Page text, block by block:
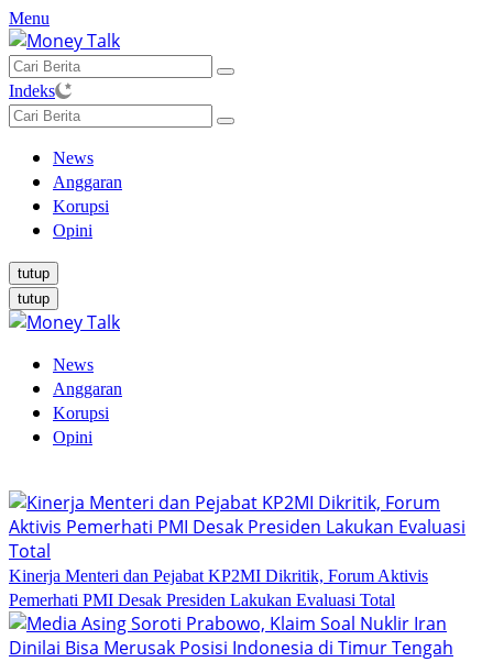
Langsung
ke
konten
Menu
Indeks
News
Anggaran
Korupsi
Opini
tutup
tutup
News
Anggaran
Korupsi
Opini
Kinerja Menteri dan Pejabat KP2MI Dikritik, Forum Aktivis
Pemerhati PMI Desak Presiden Lakukan Evaluasi Total